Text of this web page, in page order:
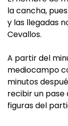
la cancha,
y las llegadas
Cevallos.
A partir del
mediocampo
minutos
recibir un pase
figuras del